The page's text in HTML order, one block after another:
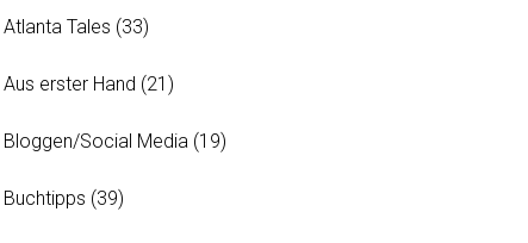
Atlanta Tales (33)
Aus erster Hand (21)
Bloggen/Social Media (19)
Buchtipps (39)